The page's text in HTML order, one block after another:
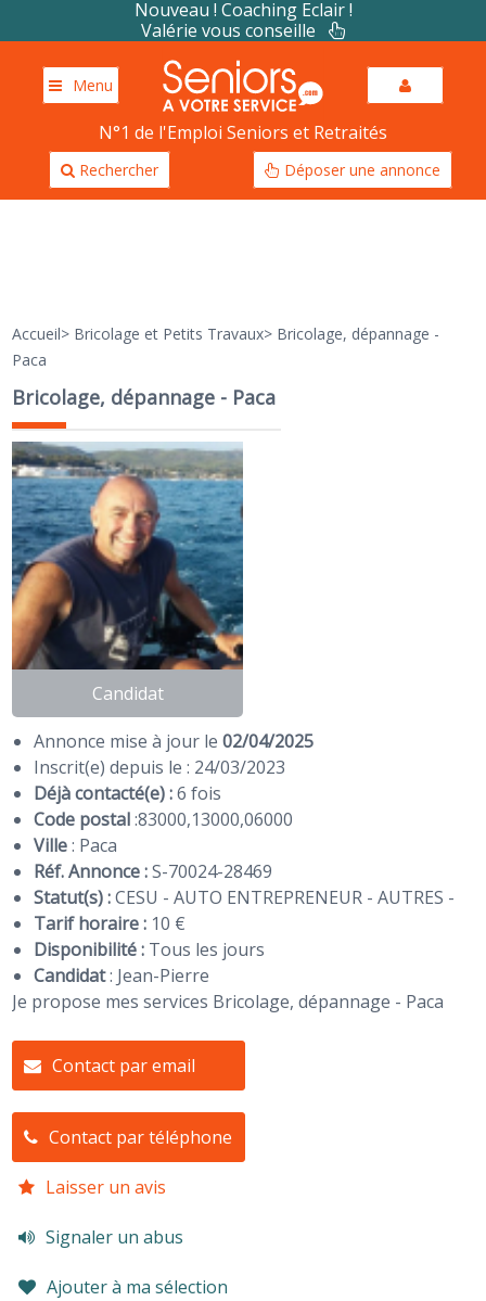
Nouveau ! Coaching Eclair !
Valérie vous conseille
Menu
N°1 de l'Emploi Seniors et Retraités
Rechercher Déposer une annonce
Accueil> Bricolage et Petits Travaux> Bricolage, dépannage -
Paca
Bricolage, dépannage - Paca
Candidat
Annonce mise à jour le02/04/2025
Inscrit(e) depuis le : 24/03/2023
Déjà contacté(e) :6 fois
Code postal:83000,13000,06000
Ville: Paca
Réf. Annonce :S-70024-28469
Statut(s) :CESU - AUTO ENTREPRENEUR - AUTRES -
Tarif horaire : 10 €
Disponibilité : Tous les jours
Candidat: Jean-Pierre
Je propose mes services Bricolage, dépannage - Paca
Contact par email
Contact par téléphone
Laisser un avis
Signaler un abus
Ajouter à ma sélection